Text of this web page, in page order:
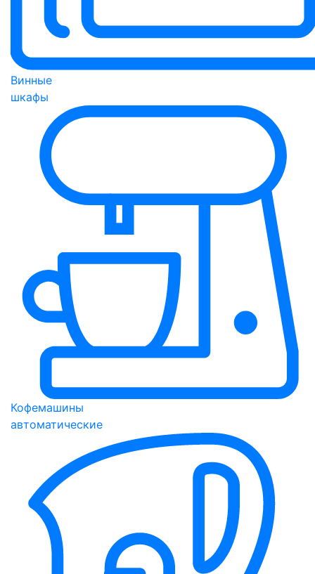
Винные
шкафы
Кофемашины
автоматические